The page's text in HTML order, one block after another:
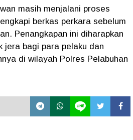
masih menjalani proses
berkas perkara sebelum
Penangkapan ini diharapkan
jera bagi para pelaku dan
di wilayah Polres Pelabuhan